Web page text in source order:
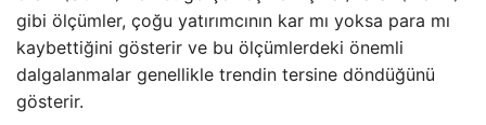
gibi ölçümler, çoğu yatırımcının kar mı yoksa para mı
kaybettiğini gösterir ve bu ölçümlerdeki önemli
dalgalanmalar genellikle trendin tersine döndüğünü
gösterir.